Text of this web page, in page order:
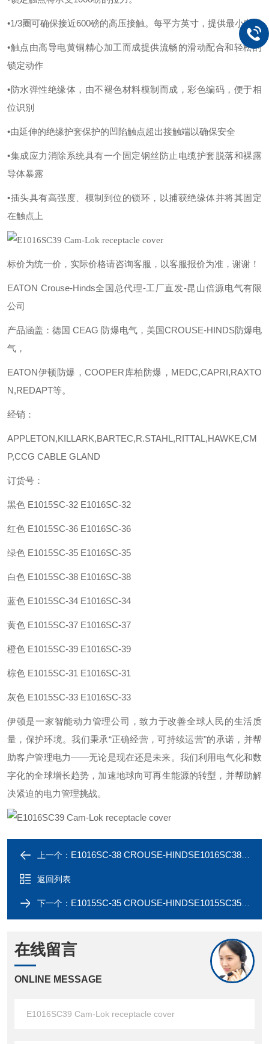
•1/3圈可确保接近600磅的高压接触。每平方英寸，提供最小电阻
•触点由高导电黄铜精心加工而成提供流畅的滑动配合和轻松的
锁定动作
•防水弹性绝缘体，由不褪色材料模制而成，彩色编码，便于相
位识别
•由延伸的绝缘护套保护的凹陷触点超出接触端以确保安全
•集成应力消除系统具有一个固定钢丝防止电缆护套脱落和裸露
导体暴露
•插头具有高强度、模制到位的锁环，以捕获绝缘体并将其固定
在触点上
标价为统一价，实际价格请咨询客服，以客服报价为准，谢谢！
EATON Crouse-Hinds全国总代理-工厂直发-昆山倍源电气有限
公司
产品涵盖：德国 CEAG 防爆电气，美国CROUSE-HINDS防爆电
气，
EATON伊顿防爆，COOPER库柏防爆，MEDC,CAPRI,RAXTO
N,REDAPT等。
经销：
APPLETON,KILLARK,BARTEC,R.STAHL,RITTAL,HAWKE,CM
P,CCG CABLE GLAND
订货号：
黑色 E1015SC-32 E1016SC-32
红色 E1015SC-36 E1016SC-36
绿色 E1015SC-35 E1016SC-35
白色 E1015SC-38 E1016SC-38
蓝色 E1015SC-34 E1016SC-34
黄色 E1015SC-37 E1016SC-37
橙色 E1015SC-39 E1016SC-39
棕色 E1015SC-31 E1016SC-31
灰色 E1015SC-33 E1016SC-33
伊顿是一家智能动力管理公司，致力于改善全球人民的生活质
量，保护环境。我们秉承“正确经营，可持续运营"的承诺，并帮
助客户管理电力——无论是现在还是未来。我们利用电气化和数
字化的全球增长趋势，加速地球向可再生能源的转型，并帮助解
决紧迫的电力管理挑战。
上一个： E1016SC-38 CROUSE-HINDSE1016SC38 Cam-Lok receptacle cover
返回列表
下一个： E1015SC-35 CROUSE-HINDSE1015SC35 Cam-Lok receptacle cover
在线留言
ONLINE MESSAGE